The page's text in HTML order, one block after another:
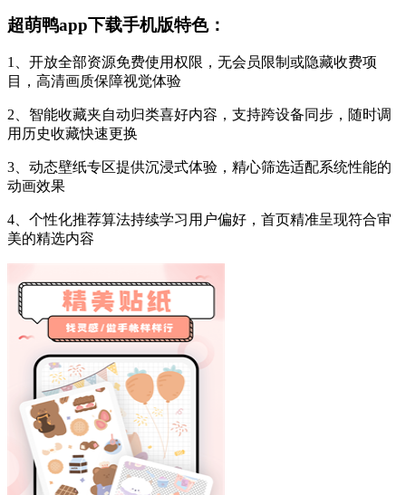
超萌鸭app下载手机版特色：
1、开放全部资源免费使用权限，无会员限制或隐藏收费项
目，高清画质保障视觉体验
2、智能收藏夹自动归类喜好内容，支持跨设备同步，随时调
用历史收藏快速更换
3、动态壁纸专区提供沉浸式体验，精心筛选适配系统性能的
动画效果
4、个性化推荐算法持续学习用户偏好，首页精准呈现符合审
美的精选内容